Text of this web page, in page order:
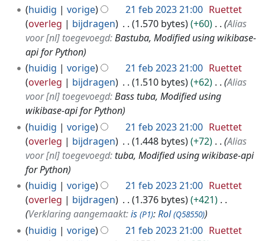
huidig
vorige 21 feb 2023 21:00 Ruettet
overleg
bijdragen 1.570 bytes +60
Alias
voor [nl] toegevoegd:Bastuba, Modified using wikibase-
api for Python
huidig
vorige 21 feb 2023 21:00 Ruettet
overleg
bijdragen 1.510 bytes +62
Alias
voor [nl] toegevoegd:Bass tuba, Modified using
wikibase-api for Python
huidig
vorige 21 feb 2023 21:00 Ruettet
overleg
bijdragen 1.448 bytes +72
Alias
voor [nl] toegevoegd:tuba, Modified using wikibase-api
for Python
huidig
vorige 21 feb 2023 21:00 Ruettet
overleg
bijdragen 1.376 bytes
+421
Verklaring aangemaakt:is (P1):Rol (Q58550)
huidig vorige 21 feb 2023 21:00 Ruettet